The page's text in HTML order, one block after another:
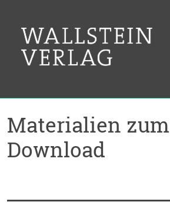
Materialien zum
Download